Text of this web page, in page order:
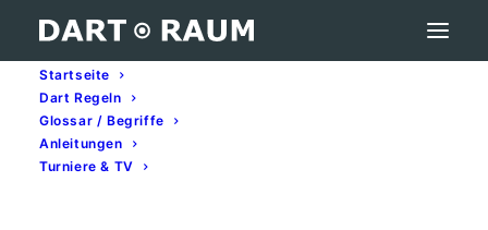
Startseite
Dart Regeln
Glossar / Begriffe
Anleitungen
Turniere & TV
Out Chart (Checkout Tabelle) – Darts-Begriff
Home
Darts-Glossar (A–Z): Begriffe & Bedeutung